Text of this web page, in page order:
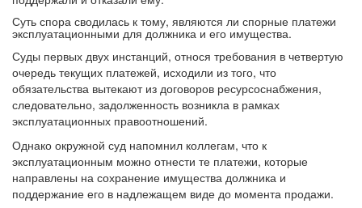
Суть спора сводилась к тому, являются ли спорные платежи
эксплуатационными для должника и его имущества.
Суды первых двух инстанций, относя требования в четвертую
очередь текущих платежей, исходили из того, что
обязательства вытекают из договоров ресурсоснабжения,
следовательно, задолженность возникла в рамках
эксплуатационных правоотношений.
Однако окружной суд напомнил коллегам, что к
эксплуатационным можно отнести те платежи, которые
направлены на сохранение имущества должника и
поддержание его в надлежащем виде до момента продажи.